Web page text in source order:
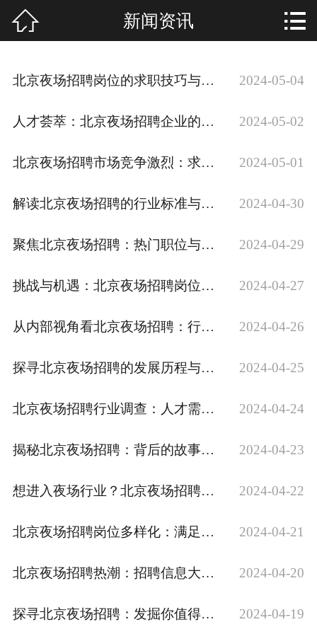
招贤纳士
新闻资讯
模特展示
 新闻资讯 
北京夜场招聘岗位的求职技巧与心得 2024-05-04
人才荟萃：北京夜场招聘企业的招聘策略分析 2024-05-02
北京夜场招聘市场竞争激烈：求职攻略大揭秘 2024-05-01
解读北京夜场招聘的行业标准与职业规范 2024-04-30
聚焦北京夜场招聘：热门职位与薪资待遇解析 2024-04-29
挑战与机遇：北京夜场招聘岗位的现状分析 2024-04-27
从内部视角看北京夜场招聘：行业内幕大揭秘 2024-04-26
探寻北京夜场招聘的发展历程与未来趋势 2024-04-25
北京夜场招聘行业调查：人才需求与就业趋势 2024-04-24
揭秘北京夜场招聘：背后的故事与挑战 2024-04-23
想进入夜场行业？北京夜场招聘为你打开大门 2024-04-22
北京夜场招聘岗位多样化：满足不同人群需求的就业选择 2024-04-21
北京夜场招聘热潮：招聘信息大揭秘 2024-04-20
探寻北京夜场招聘：发掘你值得拥有的工作机会 2024-04-19